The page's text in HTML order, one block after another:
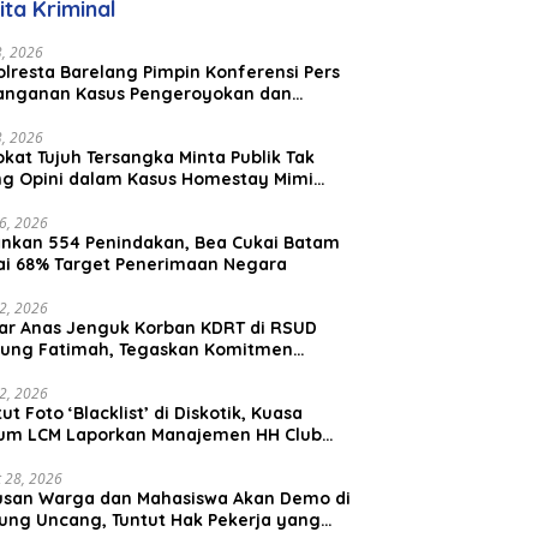
Kriminal
2026
Barelang Pimpin Konferensi Pers
Kasus Pengeroyokan dan
2026
Tujuh Tersangka Minta Publik Tak
Opini dalam Kasus Homestay Mimi
2026
554 Penindakan, Bea Cukai Batam
68% Target Penerimaan Negara
2026
Anas Jenguk Korban KDRT di RSUD
Fatimah, Tegaskan Komitmen
2026
Foto ‘Blacklist’ di Diskotik, Kuasa
LCM Laporkan Manajemen HH Club
28, 2026
Warga dan Mahasiswa Akan Demo di
Uncang, Tuntut Hak Pekerja yang